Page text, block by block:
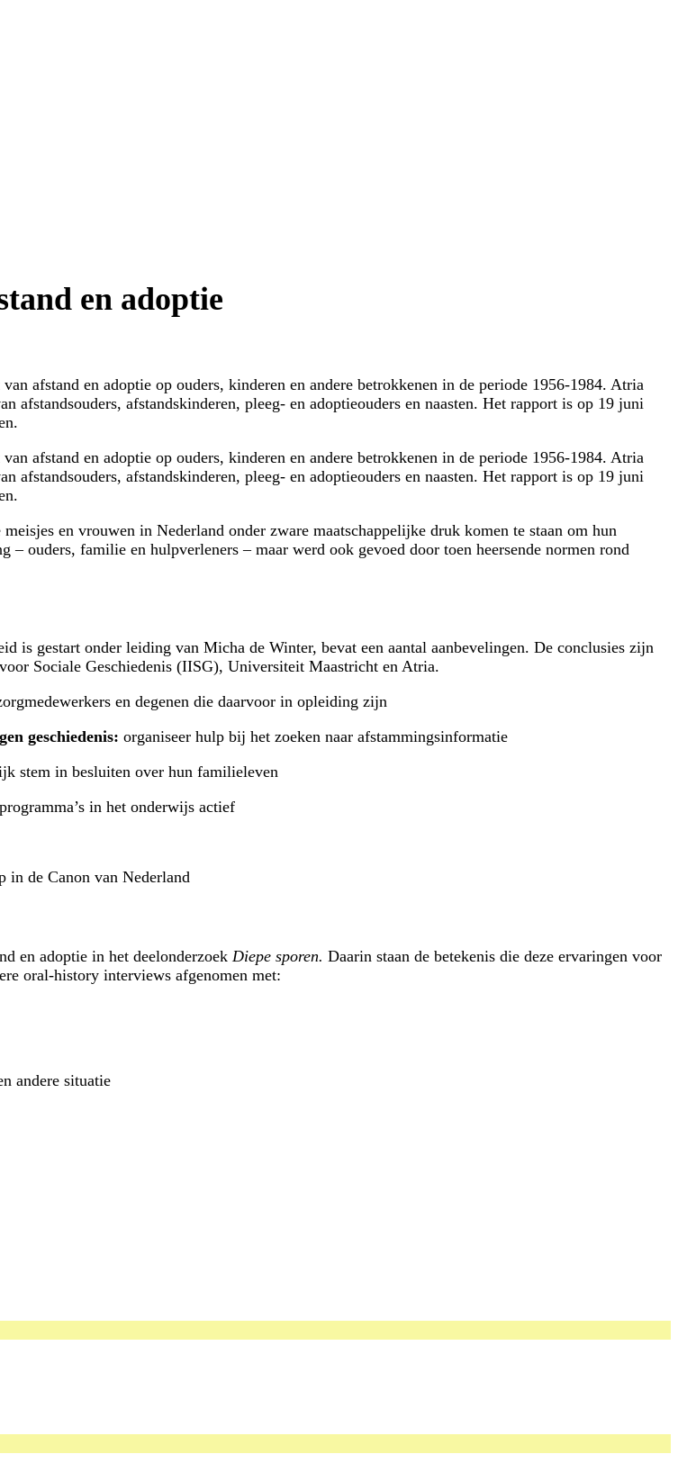
en adoptie
afstand en adoptie op ouders, kinderen en andere betrokkenen in de periode 1956-1984. Atria
afstandsouders, afstandskinderen, pleeg- en adoptieouders en naasten. Het rapport is op 19 juni
afstand en adoptie op ouders, kinderen en andere betrokkenen in de periode 1956-1984. Atria
afstandsouders, afstandskinderen, pleeg- en adoptieouders en naasten. Het rapport is op 19 juni
en vrouwen in Nederland onder zware maatschappelijke druk komen te staan om hun
ouders, familie en hulpverleners – maar werd ook gevoed door toen heersende normen rond
is gestart onder leiding van Micha de Winter, bevat een aantal aanbevelingen. De conclusies zijn
Sociale Geschiedenis (IISG), Universiteit Maastricht en Atria.
en degenen die daarvoor in opleiding zijn
geschiedenis: organiseer hulp bij het zoeken naar afstammingsinformatie
stem in besluiten over hun familieleven
in het onderwijs actief
in de Canon van Nederland
en adoptie in het deelonderzoek Diepe sporen. Daarin staan de betekenis die deze ervaringen voor
oral-history interviews afgenomen met:
andere situatie